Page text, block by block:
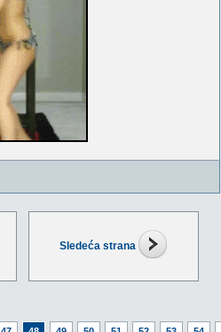
Sledeća strana